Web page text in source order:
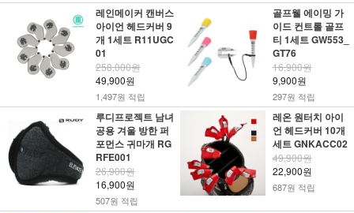
레인메이커 캔버스
아이언 헤드커버 9
개 1세트 R11UGC
01
258,000원
49,900원
1,497원 적립
골프웰 에이밍 가
이드 컨트롤 골프
티 1세트 GW553_
GT76
16,900원
9,900원
297원 적립
루디프로젝트 남녀
공용 겨울 방한 퍼
포먼스 귀마개 RG
RFE001
26,900원
16,900원
507원 적립
레온 원터치 아이
언 헤드커버 10개
세트 GNKACC02
49,900원
22,900원
687원 적립